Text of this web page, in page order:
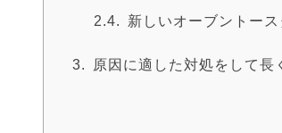
新しいオーブントー
原因に適した対処をして長